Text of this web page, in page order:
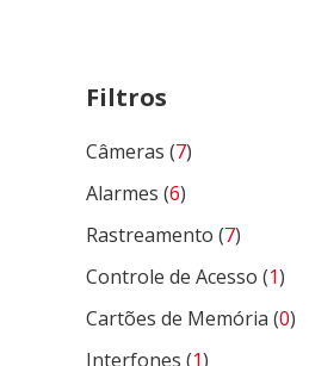
Filtros
Câmeras (7)
Alarmes (6)
Rastreamento (7)
Controle de Acesso (1)
Cartões de Memória (0)
Interfones (1)